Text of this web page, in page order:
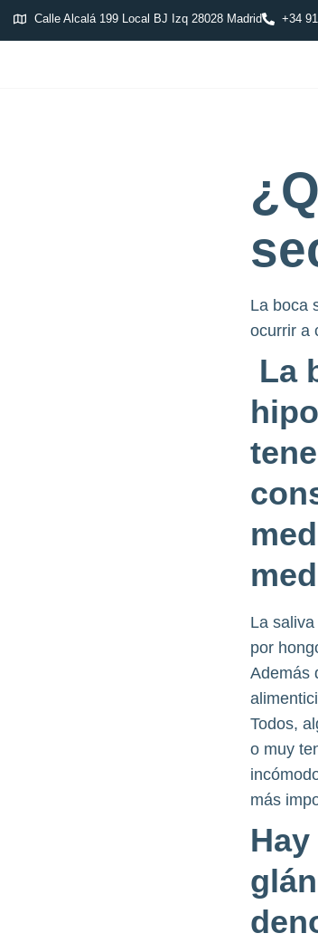
Calle Alcalá 199 Local BJ Izq 28028 Madrid +34
La boca
ocurrir a
La
La
por
Además
Todos,
o muy
más